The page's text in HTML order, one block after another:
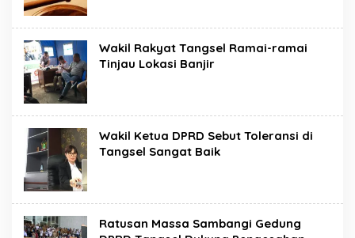
Wakil Rakyat Tangsel Ramai-ramai
Tinjau Lokasi Banjir
Wakil Ketua DPRD Sebut Toleransi di
Tangsel Sangat Baik
Ratusan Massa Sambangi Gedung